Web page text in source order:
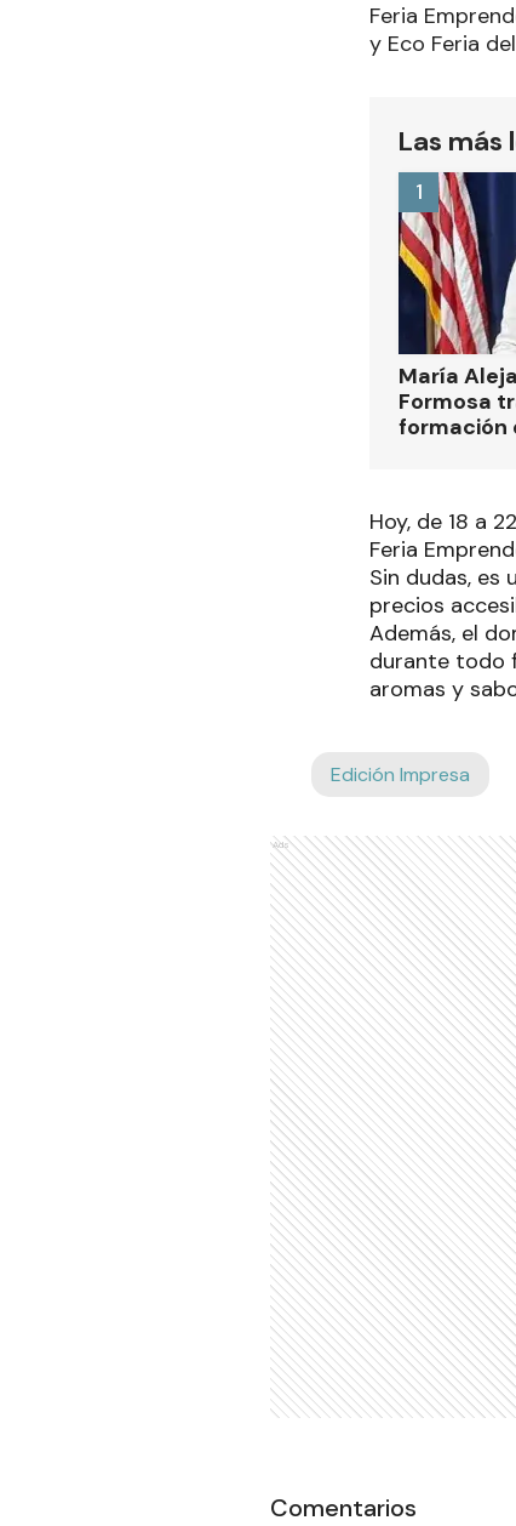
Feria
y Eco Feria
Las más
María
Formosa
formación
1
Hoy, de 18 a
Feria
Sin dudas,
precios
Además, el
durante todo
aromas y
Edición Impresa
Ads
Comentarios